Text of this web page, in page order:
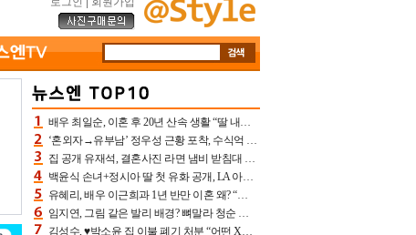
배우 최일순, 이혼 후 20년 산속 생활 “딸 내가 버렸다고 원망‥맘 아파”(특종)[어제TV]
‘혼외자→유부남’ 정우성 근황 포착, 수식억 해킹 피해 후배 만났다 “존경하는”
집 공개 유재석, 결혼사진 라면 냄비 받침대 되고 분노‥가족사진도 피해(놀뭐)[어제TV]
백윤식 손녀+정시아 딸 첫 유화 공개, LA 아트쇼→서울국제조각페스타 작가다운 수준급 실력
유혜리, 배우 이근희과 1년 반만 이혼 왜? “식칼 꽂고 의자 던져” 충격 폭로(특종)[어제TV]
임지연, 그림 같은 발리 배경? 뼈말라 청순 비키니 핏에 상대 안 되네
김성수, ♥박소윤 집 이불 폐기 처분 “어떤 X이랑 썼을지 몰라” 질투(신랑수업2)[어제TV]